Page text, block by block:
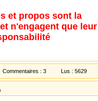
et propos sont la
n'engagent que leur
Commentaires : 3 Lus : 5629